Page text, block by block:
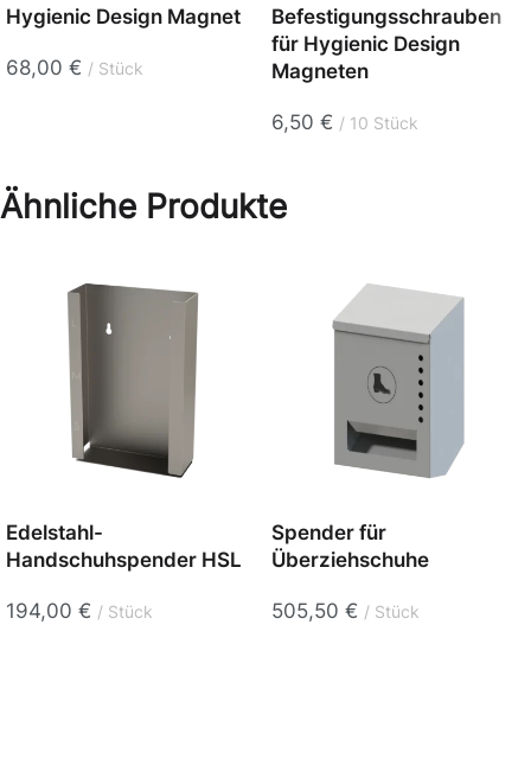
Hygienic Design Magnet
68,00 € Stück
Befestigungsschrauben
für Hygienic Design
Magneten
6,50 € 10 Stück
Ähnliche Produkte
Edelstahl-
Handschuhspender HSL
194,00 € Stück
Spender für
Überziehschuhe
505,50 € Stück